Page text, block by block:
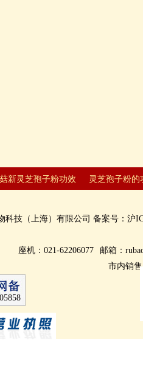
菇新灵芝孢子粉功效 灵芝孢子粉的
科技（上海）有限公司 备案号： 沪
座机：021-62206077
邮箱：
市内销